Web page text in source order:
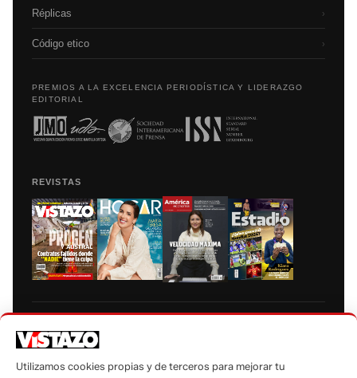
Réplicas ›
Código etico ›
PREMIOS A LA EXCELENCIA PERIODÍSTICA Y LIDERAZGO
EDITORIAL
REVISTAS
autorización escrita de su titular, de todos los contenidos de Vistazo.com.
Utilizamos cookies propias y de terceros para mejorar tu